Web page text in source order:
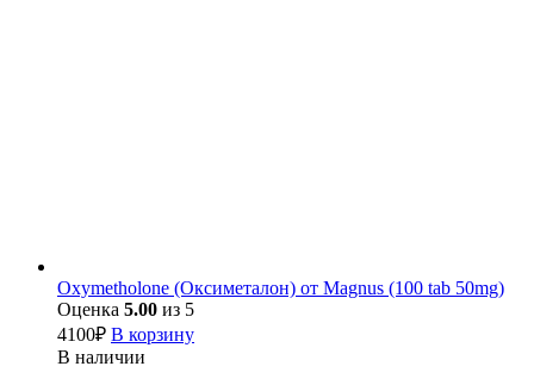
Oxymetholone (Оксиметалон) от Magnus (100 tab 50mg)
Оценка 5.00 из 5
4100₽ В корзину
В наличии